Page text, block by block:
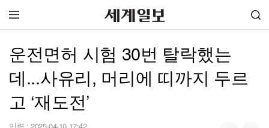
운전면허 시험 30번 탈락했는
데...사유리, 머리에 띠까지 두르
고 ‘재도전’